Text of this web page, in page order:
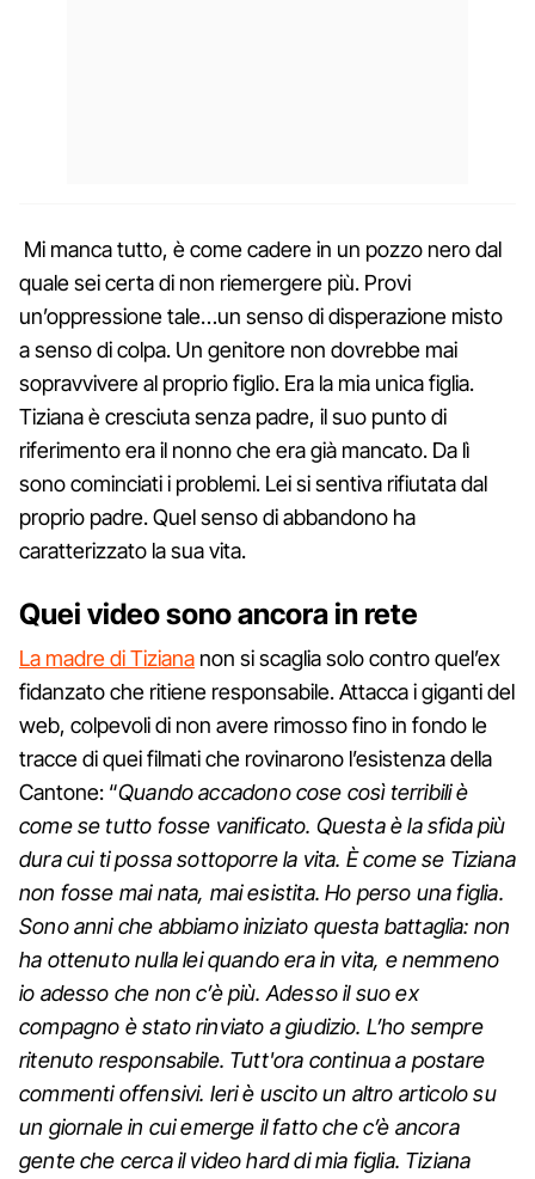
Mi manca tutto, è come cadere in un pozzo nero dal
quale sei certa di non riemergere più. Provi
un’oppressione tale…un senso di disperazione misto
a senso di colpa. Un genitore non dovrebbe mai
sopravvivere al proprio figlio. Era la mia unica figlia.
Tiziana è cresciuta senza padre, il suo punto di
riferimento era il nonno che era già mancato. Da lì
sono cominciati i problemi. Lei si sentiva rifiutata dal
proprio padre. Quel senso di abbandono ha
caratterizzato la sua vita.
Quei video sono ancora in rete
La madre di Tiziana non si scaglia solo contro quel’ex
fidanzato che ritiene responsabile. Attacca i giganti del
web, colpevoli di non avere rimosso fino in fondo le
tracce di quei filmati che rovinarono l’esistenza della
Cantone: “Quando accadono cose così terribili è
come se tutto fosse vanificato. Questa è la sfida più
dura cui ti possa sottoporre la vita. È come se Tiziana
non fosse mai nata, mai esistita. Ho perso una figlia.
Sono anni che abbiamo iniziato questa battaglia: non
ha ottenuto nulla lei quando era in vita, e nemmeno
io adesso che non c’è più. Adesso il suo ex
compagno è stato rinviato a giudizio. L’ho sempre
ritenuto responsabile. Tutt'ora continua a postare
commenti offensivi. Ieri è uscito un altro articolo su
un giornale in cui emerge il fatto che c’è ancora
gente che cerca il video hard di mia figlia. Tiziana